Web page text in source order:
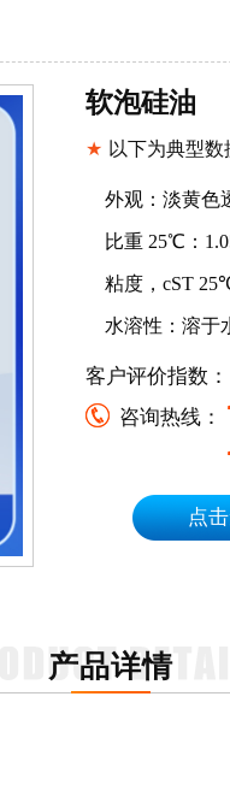
软泡硅油
★ 以下为典型数
外观：淡黄色
比重 25℃ ：
粘度， cST 25
水溶性：溶于
客户评价指数：
咨询热线：
点
产品详情